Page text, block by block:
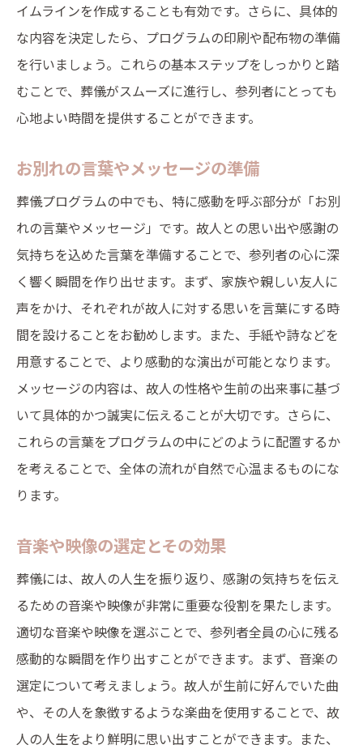
イムラインを作成することも有効です。さらに、具体的
な内容を決定したら、プログラムの印刷や配布物の準備
を行いましょう。これらの基本ステップをしっかりと踏
むことで、葬儀がスムーズに進行し、参列者にとっても
心地よい時間を提供することができます。
お別れの言葉やメッセージの準備
葬儀プログラムの中でも、特に感動を呼ぶ部分が「お別
れの言葉やメッセージ」です。故人との思い出や感謝の
気持ちを込めた言葉を準備することで、参列者の心に深
く響く瞬間を作り出せます。まず、家族や親しい友人に
声をかけ、それぞれが故人に対する思いを言葉にする時
間を設けることをお勧めします。また、手紙や詩などを
用意することで、より感動的な演出が可能となります。
メッセージの内容は、故人の性格や生前の出来事に基づ
いて具体的かつ誠実に伝えることが大切です。さらに、
これらの言葉をプログラムの中にどのように配置するか
を考えることで、全体の流れが自然で心温まるものにな
ります。
音楽や映像の選定とその効果
葬儀には、故人の人生を振り返り、感謝の気持ちを伝え
るための音楽や映像が非常に重要な役割を果たします。
適切な音楽や映像を選ぶことで、参列者全員の心に残る
感動的な瞬間を作り出すことができます。まず、音楽の
選定について考えましょう。故人が生前に好んでいた曲
や、その人を象徴するような楽曲を使用することで、故
人の人生をより鮮明に思い出すことができます。また、